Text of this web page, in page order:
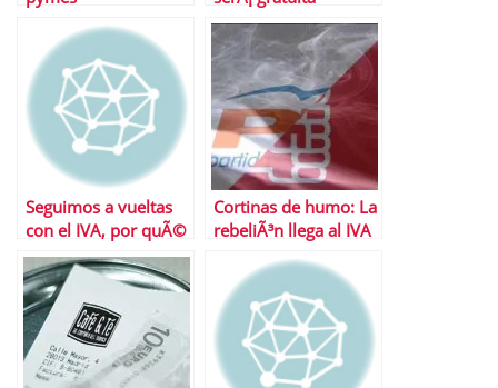
Seguimos a vueltas
con el IVA, por quÃ©
serÃ¡…
Cortinas de humo: La
rebeliÃ³n llega al IVA